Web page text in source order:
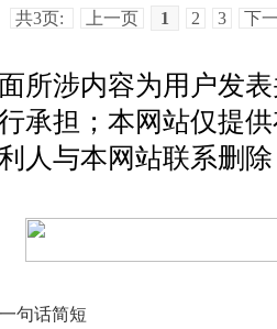
共3页: 上一页 1 2 3 下
所涉内容为用户发
承担；本网站仅提
人与本网站联系删
句话简短